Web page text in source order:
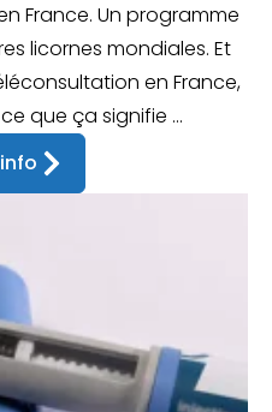
France. Un programme
licornes mondiales. Et
en France,
que ça signifie ...